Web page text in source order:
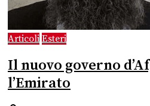
Articoli Esteri
Il nuovo governo
l’Emirato